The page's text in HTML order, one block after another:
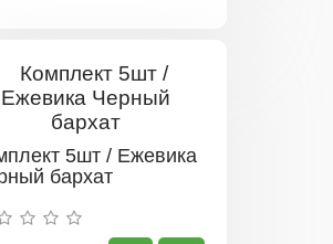
5шт / Ежевика
бархат